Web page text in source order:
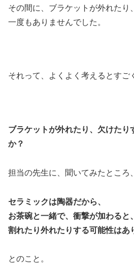
その間に、ブラケットが外れたり
一度もありませんでした。
それって、よくよく考えるとすご
ブラケットが外れたり、欠けたり
か？
担当の先生に、聞いてみたところ、
セラミックは陶器だから、
お茶碗と一緒で、衝撃が加わると、
割れたり外れたりする可能性はあ
とのこと。